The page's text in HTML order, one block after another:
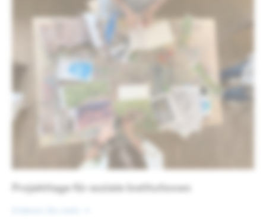
Projekttage für soziale Institutionen